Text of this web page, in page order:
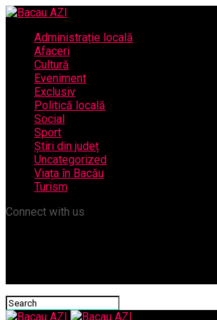
Administrație locală
Afaceri
Cultură
Eveniment
Exclusiv
Politică locală
Social
Sport
Știri din județ
Uncategorized
Viața în Bacău
Turism
Connect with us